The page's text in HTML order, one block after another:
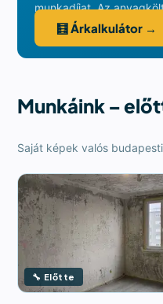
munkadíjat. Az
🧮 Árkalkulátor →
Munkáink –
Saját képek valós
🔧 Előtte